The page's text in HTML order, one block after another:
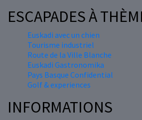
ESCAPADES À
Euskadi avec un chien
Tourisme industriel
Route de la Ville Blanche
Euskadi Gastronomika
Pays Basque Confidential
Golf & experiences
INFORMATIONS